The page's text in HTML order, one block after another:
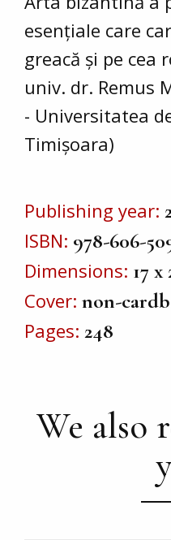
esențiale care
greacă și pe cea
univ. dr. Remus
- Universitatea
Timișoara)
Publishing year
ISBN 978-606-
Dimensions 17 x
Cover non-
Pages 248
We also